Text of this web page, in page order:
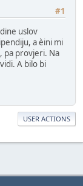
#1
uslov
a èini mi
pa provjeri. Na
A bilo bi
USER ACTIONS